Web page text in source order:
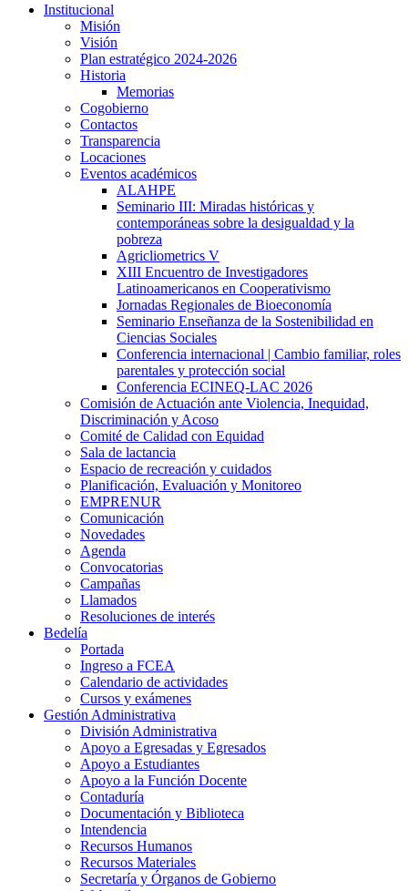
Institucional
Misión
Visión
Plan estratégico 2024-2026
Historia
Memorias
Cogobierno
Contactos
Transparencia
Locaciones
Eventos académicos
ALAHPE
Seminario III: Miradas históricas y
contemporáneas sobre la desigualdad y la
pobreza
Agricliometrics V
XIII Encuentro de Investigadores
Latinoamericanos en Cooperativismo
Jornadas Regionales de Bioeconomía
Seminario Enseñanza de la Sostenibilidad en
Ciencias Sociales
Conferencia internacional | Cambio familiar, roles
parentales y protección social
Conferencia ECINEQ-LAC 2026
Comisión de Actuación ante Violencia, Inequidad,
Discriminación y Acoso
Comité de Calidad con Equidad
Sala de lactancia
Espacio de recreación y cuidados
Planificación, Evaluación y Monitoreo
EMPRENUR
Comunicación
Novedades
Agenda
Convocatorias
Campañas
Llamados
Resoluciones de interés
Bedelía
Portada
Ingreso a FCEA
Calendario de actividades
Cursos y exámenes
Gestión Administrativa
División Administrativa
Apoyo a Egresadas y Egresados
Apoyo a Estudiantes
Apoyo a la Función Docente
Contaduría
Documentación y Biblioteca
Intendencia
Recursos Humanos
Recursos Materiales
Secretaría y Órganos de Gobierno